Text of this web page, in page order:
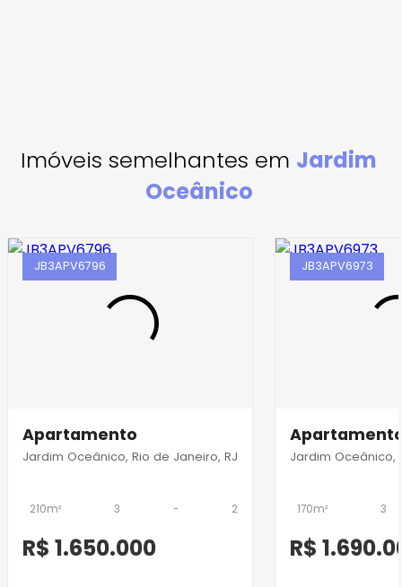
Imóveis semelhantes em Jardim
Oceânico
JB3APV6796
Apartamento
Jardim Oceânico, Rio de Janeiro, RJ
210m² 3 - 2
R$ 1.650.000
JB3APV6973
Jardim Oceânico,
170m² 3
R$